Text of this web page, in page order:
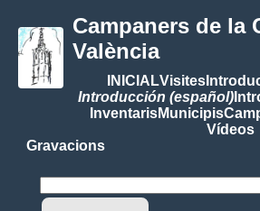
Campaners de la
València
INICIALVisites
Introducción (español)
InventarisMunicipis
Vídeos
Gravacions